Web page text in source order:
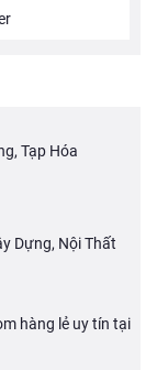
Tạp Hóa
Dựng, Nội Thất
hàng lẻ uy tín tại